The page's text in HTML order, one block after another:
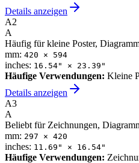
Details anzeigen
A2
A
Häufig für kleine Poster,
mm: 420 × 594
inches: 16.54" × 23.39 "
Häufige Verwendungen: Kleine
Details anzeigen
A3
A
Beliebt für Zeichnungen,
mm: 297 × 420
inches: 11.69 " × 16.54"
Häufige Verwendungen: